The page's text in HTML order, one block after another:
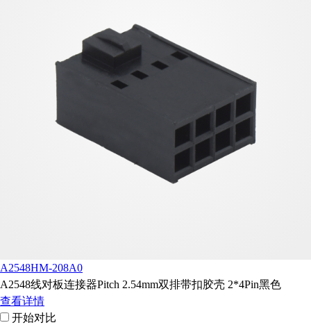
A2548HM-208A0
A2548线对板连接器Pitch 2.54mm双排带扣胶壳 2*4Pin黑色
查看详情
开始对比